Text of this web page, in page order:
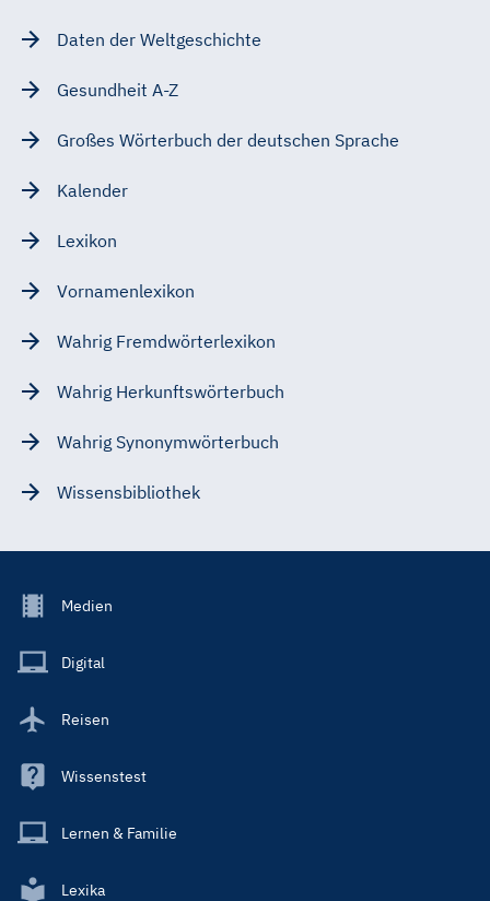
Daten der Weltgeschichte
Gesundheit A-Z
Großes Wörterbuch der deutschen Sprache
Kalender
Lexikon
Vornamenlexikon
Wahrig Fremdwörterlexikon
Wahrig Herkunftswörterbuch
Wahrig Synonymwörterbuch
Wissensbibliothek
Footer
Main
Medien
Digital
Reisen
Wissenstest
Lernen & Familie
Lexika